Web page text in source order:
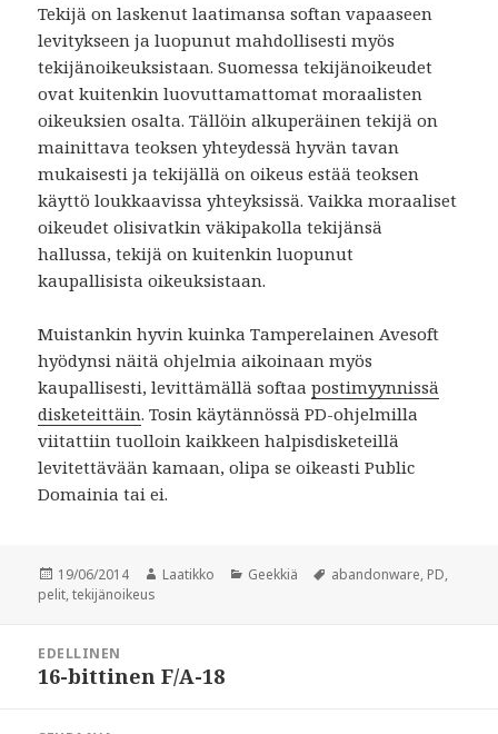
Tekijä on laskenut laatimansa softan vapaaseen
levitykseen ja luopunut mahdollisesti myös
tekijänoikeuksistaan. Suomessa tekijänoikeudet
ovat kuitenkin luovuttamattomat moraalisten
oikeuksien osalta. Tällöin alkuperäinen tekijä on
mainittava teoksen yhteydessä hyvän tavan
mukaisesti ja tekijällä on oikeus estää teoksen
käyttö loukkaavissa yhteyksissä. Vaikka moraaliset
oikeudet olisivatkin väkipakolla tekijänsä
hallussa, tekijä on kuitenkin luopunut
kaupallisista oikeuksistaan.
Muistankin hyvin kuinka Tamperelainen Avesoft
hyödynsi näitä ohjelmia aikoinaan myös
kaupallisesti, levittämällä softaapostimyynnissä
disketeittäin. Tosin käytännössä PD-ohjelmilla
viitattiin tuolloin kaikkeen halpisdisketeillä
levitettävään kamaan, olipa se oikeasti Public
Domainia tai ei.
Julkaistu
19/06/2014 Kirjoittaja
Laatikko Kategoriat
Geekkiä Avainsanat
abandonware, PD,
pelit,tekijänoikeus
selausEDELLINEN
Edellinen
16-bittinen F/A-18